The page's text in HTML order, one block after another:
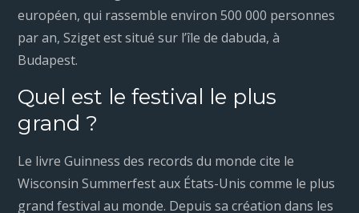
européen, qui rassemble environ 500 000 personnes
par an, Sziget est situé sur l’île de dabuda, à
Budapest.
Quel est le festival le plus
grand ?
Le livre Guinness des records du monde cite le
Wisconsin Summerfest aux États-Unis comme le plus
grand festival au monde. Depuis sa création dans les